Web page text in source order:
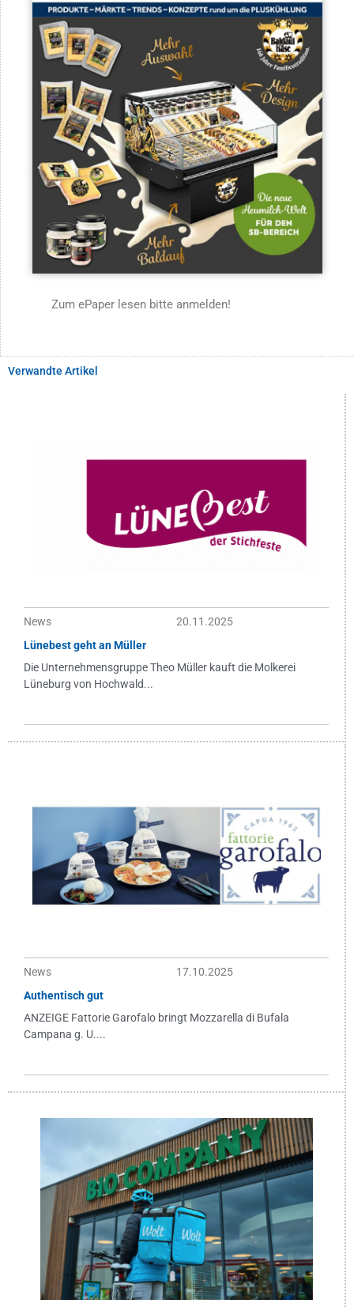
Zum ePaper lesen bitte anmelden!
Verwandte Artikel
News
20.11.2025
Lünebest geht an Müller
Die Unternehmensgruppe Theo Müller kauft die Molkerei
Lüneburg von Hochwald...
News
17.10.2025
Authentisch gut
ANZEIGE Fattorie Garofalo bringt Mozzarella di Bufala
Campana g. U....